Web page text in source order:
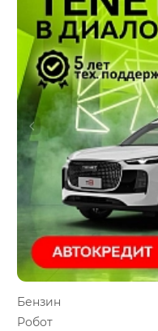
Бензин
Робот